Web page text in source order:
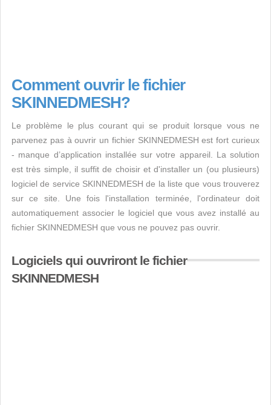
Comment ouvrir le fichier
SKINNEDMESH?
Le problème le plus courant qui se produit lorsque vous ne
parvenez pas à ouvrir un fichier SKINNEDMESH est fort curieux
- manque d’application installée sur votre appareil. La solution
est très simple, il suffit de choisir et d'installer un (ou plusieurs)
logiciel de service SKINNEDMESH de la liste que vous trouverez
sur ce site. Une fois l'installation terminée, l'ordinateur doit
automatiquement associer le logiciel que vous avez installé au
fichier SKINNEDMESH que vous ne pouvez pas ouvrir.
Logiciels qui ouvriront le fichier
SKINNEDMESH